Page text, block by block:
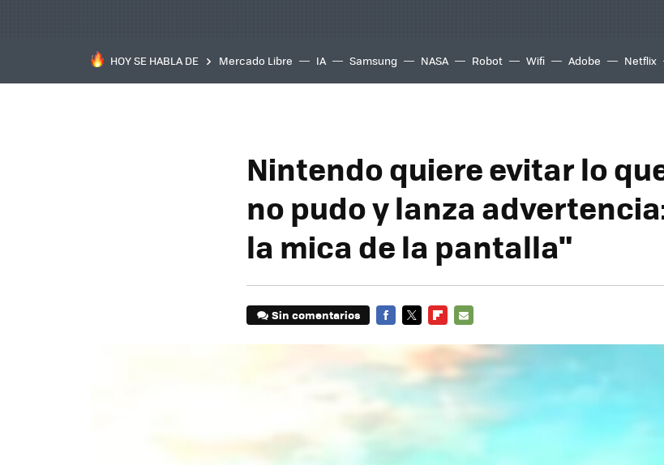
HOY SE HABLA DE Mercado Libre IA Samsung NASA Robot Wifi Adobe Netflix
Nintendo quiere evitar lo
no pudo y lanza
la mica de la pantalla"
Sin comentarios
MAIL